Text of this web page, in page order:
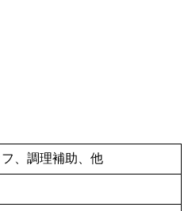
、調理補助、他